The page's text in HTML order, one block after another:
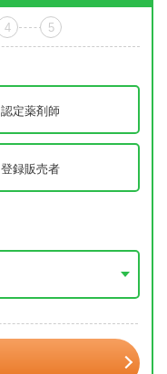
4 5
認定薬剤師
登録販売者